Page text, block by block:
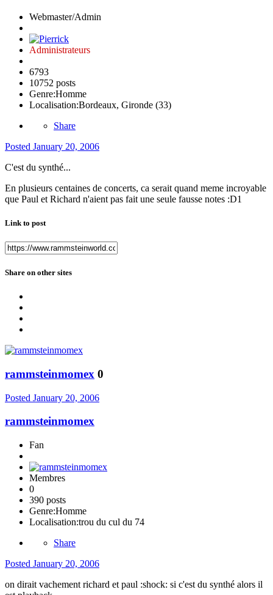
Webmaster/Admin
Administrateurs
6793
10752 posts
Genre:Homme
Localisation:Bordeaux, Gironde (33)
Share
Posted January 20, 2006
C'est du synthé...
En plusieurs centaines de concerts, ca serait quand meme incroyable
que Paul et Richard n'aient pas fait une seule fausse notes :D1
Link to post
Share on other sites
rammsteinmomex 0
Posted January 20, 2006
rammsteinmomex
Fan
Membres
0
390 posts
Genre:Homme
Localisation:trou du cul du 74
Share
Posted January 20, 2006
on dirait vachement richard et paul :shock: si c'est du synthé alors il